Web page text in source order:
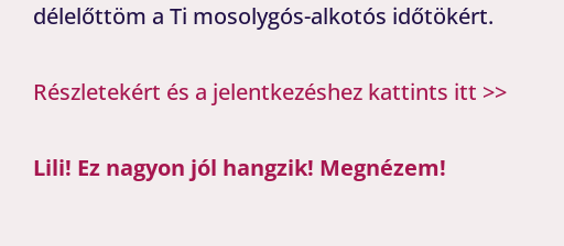
délelőttöm a Ti mosolygós-alkotós időtökért.
Részletekért és a jelentkezéshez kattints itt >>
Lili! Ez nagyon jól hangzik! Megnézem!